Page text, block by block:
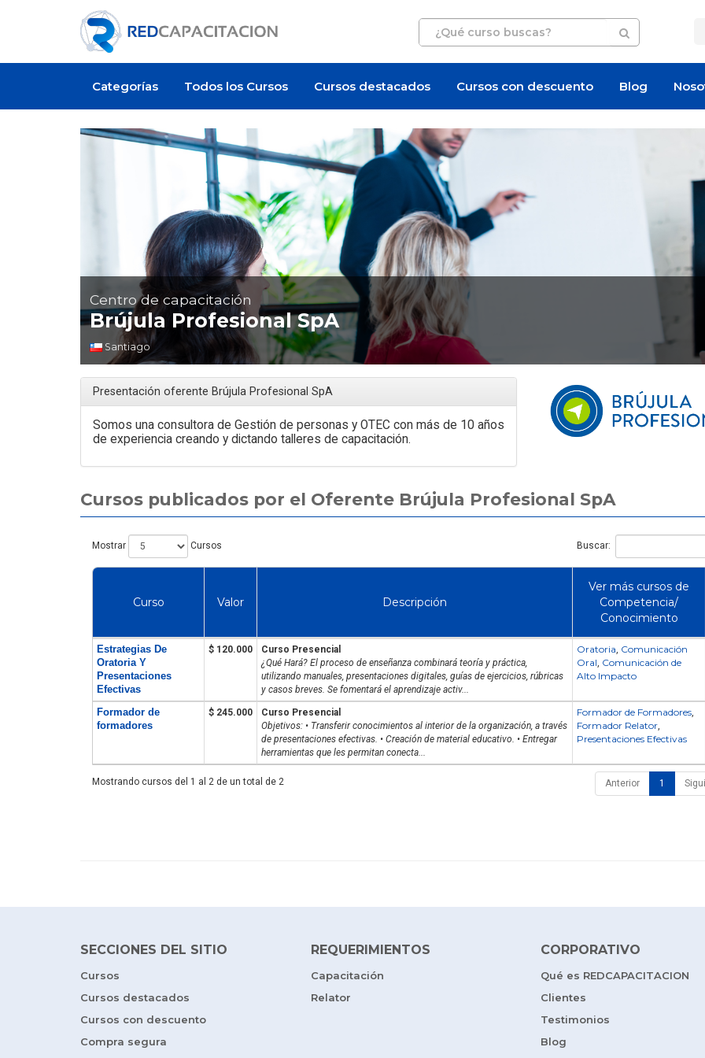
Categorías Todos los Cursos Cursos destacados Cursos con descuento Blog
Centro de capacitación
Brújula Profesional SpA
Santiago
Presentación oferente Brújula Profesional SpA
Somos una consultora de Gestión de personas y OTEC con más de 10 años
de experiencia creando y dictando talleres de capacitación.
Cursos publicados por el Oferente Brújula Profesional SpA
Mostrar Cursos Buscar:
Curso Valor Descripción
Ver más cursos de
Competencia/
Conocimiento
Estrategias De
Oratoria Y
Presentaciones
Efectivas
$ 120.000
Curso Presencial
¿Qué Hará? El proceso de enseñanza combinará teoría y práctica,
utilizando manuales, presentaciones digitales, guías de ejercicios, rúbricas
y casos breves. Se fomentará el aprendizaje activ...
Oratoria Comunicación
Oral Comunicación de
Alto Impacto
Formador de
formadores
$ 245.000
Curso Presencial
Objetivos: • Transferir conocimientos al interior de la organización, a través
de presentaciones efectivas. • Creación de material educativo. • Entregar
herramientas que les permitan conecta...
Formador de Formadores
Formador Relator
Presentaciones Efectivas
Mostrando cursos del 1 al 2 de un total de 2 Anterior 1
Oferta de empleo
Experiencia y
SECCIONES DEL SITIO
Cursos
Cursos destacados
Cursos con descuento
Compra segura
REQUERIMIENTOS
Capacitación
Relator
CORPORATIVO
Qué es REDCAPACITACION
Clientes
Testimonios
Blog